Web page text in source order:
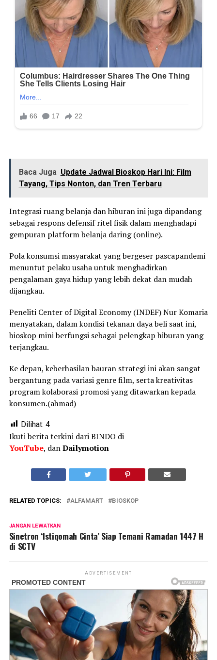
Baca Juga Update Jadwal Bioskop Hari Ini: Film
Tayang, Tips Nonton, dan Tren Terbaru
Integrasi ruang belanja dan hiburan ini juga dipandang
sebagai respons defensif ritel fisik dalam menghadapi
gempuran platform belanja daring (online).
Pola konsumsi masyarakat yang bergeser pascapandemi
menuntut pelaku usaha untuk menghadirkan
pengalaman gaya hidup yang lebih dekat dan mudah
dijangkau.
Peneliti Center of Digital Economy (INDEF) Nur Komaria
menyatakan, dalam kondisi tekanan daya beli saat ini,
bioskop mini berfungsi sebagai pelengkap hiburan yang
terjangkau.
Ke depan, keberhasilan bauran strategi ini akan sangat
bergantung pada variasi genre film, serta kreativitas
program kolaborasi promosi yang ditawarkan kepada
konsumen.(ahmad)
Dilihat: 4
Ikuti berita terkini dari BINDO di
YouTube, danDailymotion
RELATED TOPICS: ALFAMART BIOSKOP
JANGAN LEWATKAN
Sinetron ‘Istiqomah Cinta’ Siap Temani Ramadan 1447 H
di SCTV
ADVERTISEMENT